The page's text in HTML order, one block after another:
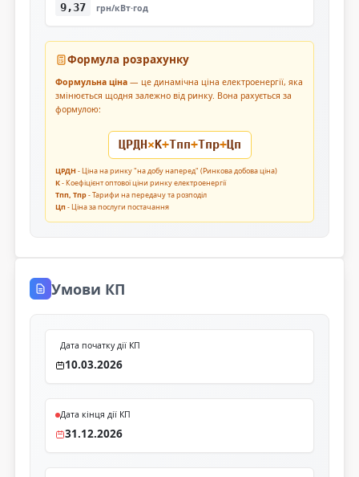
9,37 грн/кВт·год
Формула розрахунку
Формульна ціна — це динамічна ціна електроенергії, яка
змінюється щодня залежно від ринку. Вона рахується за
формулою:
ЦРДН×К+Тпп+Тпр+Цп
ЦРДН - Ціна на ринку "на добу наперед" (Ринкова добова ціна)
К- Коефіцієнт оптової ціни ринку електроенергії
Тпп, Тпр- Тарифи на передачу та розподіл
Цп- Ціна за послуги постачання
Умови КП
Дата початку дії КП
10.03.2026
Дата кінця дії КП
31.12.2026